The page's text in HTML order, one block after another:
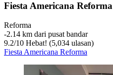
Fiesta Americana Reforma
Reforma
‐2.14 km dari pusat bandar
9.2/10 Hebat! (5,034 ulasan)
Fiesta Americana Reforma